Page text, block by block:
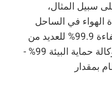
سبيل المثال،
في الساحل
الجنوبي في كاليفورنيا كفاءة 99.9% للعديد من
التطبيقات مقابل معيار وكالة حماية البيئة 99% -
بمقدار